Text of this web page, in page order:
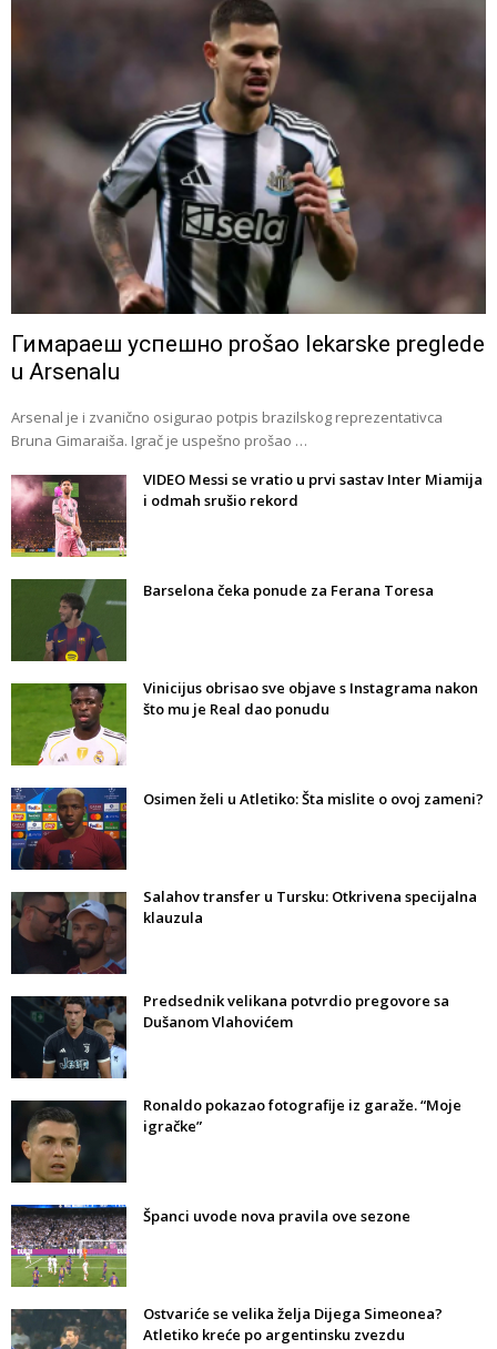
Гимараеш успешно prošao lekarske preglede
u Arsenalu
Arsenal je i zvanično osigurao potpis brazilskog reprezentativca
Bruna Gimaraiša. Igrač je uspešno prošao …
VIDEO Messi se vratio u prvi sastav Inter Miamija
i odmah srušio rekord
Barselona čeka ponude za Ferana Toresa
Vinicijus obrisao sve objave s Instagrama nakon
što mu je Real dao ponudu
Osimen želi u Atletiko: Šta mislite o ovoj zameni?
Salahov transfer u Tursku: Otkrivena specijalna
klauzula
Predsednik velikana potvrdio pregovore sa
Dušanom Vlahovićem
Ronaldo pokazao fotografije iz garaže. “Moje
igračke”
Španci uvode nova pravila ove sezone
Ostvariće se velika želja Dijega Simeonea?
Atletiko kreće po argentinsku zvezdu